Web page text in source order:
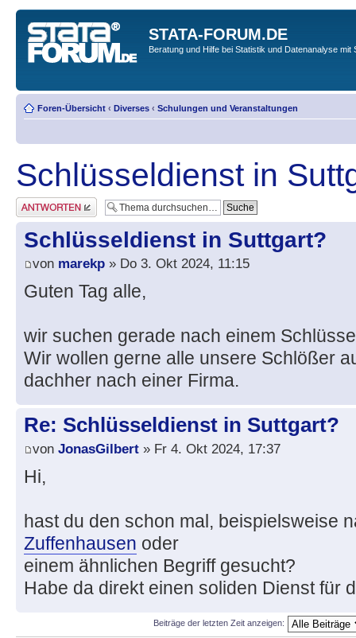
STATA-FORUM.DE
Beratung und Hilfe bei Statistik und Datenanalyse mit
Foren-Übersicht ‹ Diverses ‹ Schulungen und Veranstaltungen
Schlüsseldienst in
Antwort erstellen
Schlüsseldienst in Suttgart?
von marekp » Do 3. Okt 2024, 11:15
Guten Tag alle,
wir suchen gerade nach einem
Wir wollen gerne alle unsere Schlößer
dachher nach einer Firma.
Re: Schlüsseldienst in Suttgart?
von JonasGilbert » Fr 4. Okt 2024, 17:37
Hi,
hast du den schon mal, beispielsweise
Zuffenhausen oder
einem ähnlichen Begriff gesucht?
Habe da direkt einen soliden Dienst für
Beiträge der letzten Zeit anzeigen: